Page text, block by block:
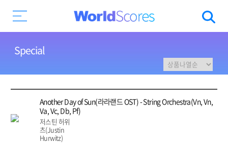
Special
Another Day of Sun(라라랜드 OST) - String Orchestra(Vn, Vn,
Va, Vc, Db, Pf)
저스틴 허위
츠(Justin
Hurwitz)